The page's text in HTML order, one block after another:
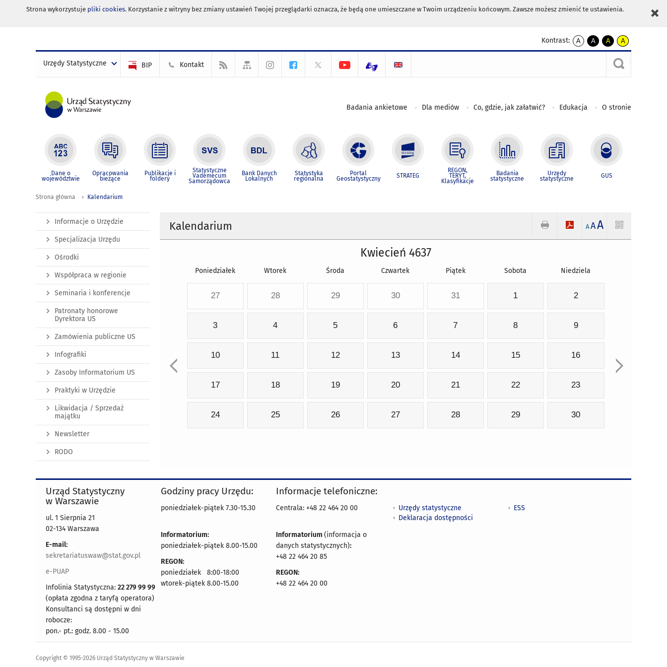
Strona wykorzystuje pliki cookies. Korzystanie z witryny bez zmiany ustawień Twojej przeglądarki oznacza, że będą one umieszczane w Twoim urządzeniu końcowym. Zawsze możesz zmienić te ustawienia.
Kontrast:
A
kontrast
A
kontrast
czarnym
A
kontrast
żółty
tekst
czarnym
A
kontrast
czarny
tekst
żółtym
Urzędy Statystyczne BIP Kontakt
Badania ankietowe Dla mediów Co, gdzie, jak załatwić? Edukacja O stronie
Dane o
województwie
Opracowania
bieżące
Publikacje i
foldery
Statystyczne
Vademecum
Samorządowca
Bank Danych
Lokalnych
Statystyka
regionalna
Portal
Geostatystyczny STRATEG
REGON,
TERYT,
Klasyfikacje
Badania
statystyczne
Urzędy
statystyczne GUS
Strona główna Kalendarium
Kalendarium A AA
Kwiecień 4637
Poniedziałek Wtorek Środa Czwartek Piątek Sobota Niedziela
27 28 29 30 31 1 2
3 4 5 6 7 8 9
10 11 12 13 14 15 16
17 18 19 20 21 22 23
24 25 26 27 28 29 30
Informacje o Urzędzie
Specjalizacja Urzędu
Ośrodki
Współpraca w regionie
Seminaria i konferencje
Patronaty honorowe
Dyrektora US
Zamówienia publiczne US
Infografiki
Zasoby Informatorium US
Praktyki w Urzędzie
Likwidacja / Sprzedaż
majątku
Newsletter
RODO
Urząd Statystyczny
w Warszawie
ul. 1 Sierpnia 21
02-134 Warszawa
E-mail:
sekretariatuswaw@stat.gov.pl
e-PUAP
Infolinia Statystyczna: 22 279 99 99
(opłata zgodna z taryfą operatora)
Konsultanci są dostępni w dni
robocze:
pon.- pt.: godz. 8.00 - 15.00
Godziny pracy Urzędu:
poniedziałek-piątek 7.30-15.30
Informatorium:
poniedziałek-piątek 8.00-15.00
REGON:
poniedziałek 8:00-18:00
wtorek-piątek 8.00-15.00
Informacje telefoniczne:
Centrala: +48 22 464 20 00
Informatorium (informacja o
danych statystycznych):
+48 22 464 20 85
REGON:
+48 22 464 20 00
Urzędy statystyczne
Deklaracja dostępności
ESS
Copyright © 1995-2026 Urząd Statystyczny w Warszawie